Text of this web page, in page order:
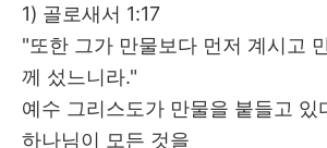
1) 골로새서 1:17
"또한 그가 만물보다 먼저 계시고
께 섰느니라."
예수 그리스도가 만물을 붙들고 있
하나님이 모든 것을